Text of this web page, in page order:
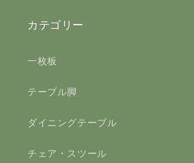
カテゴリー
一枚板
テーブル脚
ダイニングテーブル
チェア・スツール